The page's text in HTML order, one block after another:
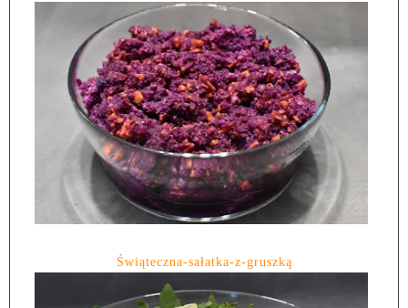
Świąteczna-sałatka-z-gruszką